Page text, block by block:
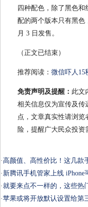
四种配色，除了黑色
配的两个版本只有黑色
月 3 日发售。
（正文已结束）
推荐阅读： 微信吓人15
免责声明及提醒： 此文
相关信息仅为宣传及传
点，文章真实性请浏
险，提醒广大民众投资
·高颜值、高性价比！这几款
· 新腾讯手机管家上线 iPhone
·就要来点不一样的，这些热
·苹果或将开放默认设置给第